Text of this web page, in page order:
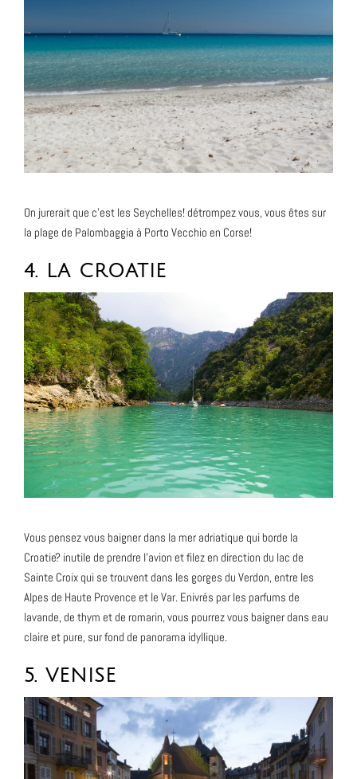
On jurerait que c’est les Seychelles! détrompez vous, vous êtes sur
la plage de Palombaggia à Porto Vecchio en Corse!
4. LA CROATIE
Vous pensez vous baigner dans la mer adriatique qui borde la
Croatie? inutile de prendre l’avion et filez en direction du lac de
Sainte Croix qui se trouvent dans les gorges du Verdon, entre les
Alpes de Haute Provence et le Var. Enivrés par les parfums de
lavande, de thym et de romarin, vous pourrez vous baigner dans eau
claire et pure, sur fond de panorama idyllique.
5. VENISE